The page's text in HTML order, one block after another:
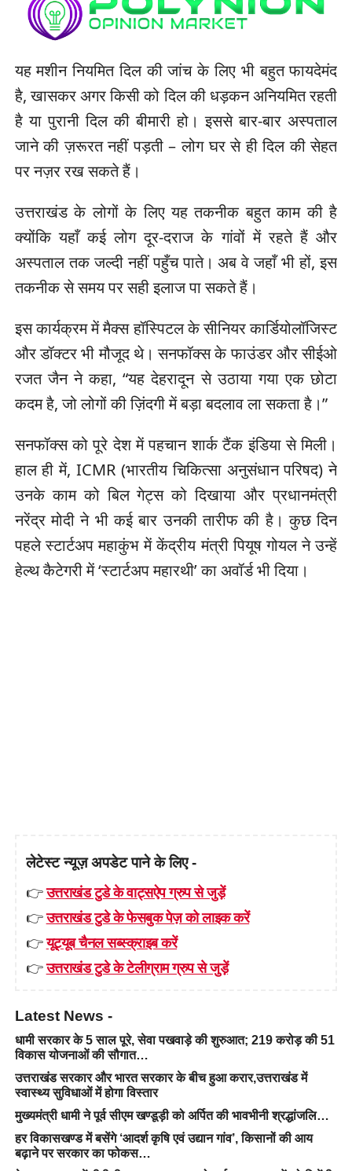
यह मशीन नियमित दिल की जांच के लिए भी बहुत फायदेमंद
है, खासकर अगर किसी को दिल की धड़कन अनियमित रहती
है या पुरानी दिल की बीमारी हो। इससे बार-बार अस्पताल
जाने की ज़रूरत नहीं पड़ती – लोग घर से ही दिल की सेहत
पर नज़र रख सकते हैं।
उत्तराखंड के लोगों के लिए यह तकनीक बहुत काम की है
क्योंकि यहाँ कई लोग दूर-दराज के गांवों में रहते हैं और
अस्पताल तक जल्दी नहीं पहुँच पाते। अब वे जहाँ भी हों, इस
तकनीक से समय पर सही इलाज पा सकते हैं।
इस कार्यक्रम में मैक्स हॉस्पिटल के सीनियर कार्डियोलॉजिस्ट
और डॉक्टर भी मौजूद थे। सनफॉक्स के फाउंडर और सीईओ
रजत जैन ने कहा, “यह देहरादून से उठाया गया एक छोटा
कदम है, जो लोगों की ज़िंदगी में बड़ा बदलाव ला सकता है।”
सनफॉक्स को पूरे देश में पहचान शार्क टैंक इंडिया से मिली।
हाल ही में, ICMR (भारतीय चिकित्सा अनुसंधान परिषद) ने
उनके काम को बिल गेट्स को दिखाया और प्रधानमंत्री
नरेंद्र मोदी ने भी कई बार उनकी तारीफ की है। कुछ दिन
पहले स्टार्टअप महाकुंभ में केंद्रीय मंत्री पियूष गोयल ने उन्हें
हेल्थ कैटेगरी में ‘स्टार्टअप महारथी’ का अवॉर्ड भी दिया।
लेटेस्ट न्यूज़ अपडेट पाने के लिए -
👉उत्तराखंड टुडे के वाट्सऐप ग्रुप से जुड़ें
👉उत्तराखंड टुडे के फेसबुक पेज़ को लाइक करें
👉यूट्यूब चैनल सब्स्क्राइब करें
👉उत्तराखंड टुडे के टेलीग्राम ग्रुप से जुड़ें
Latest News -
धामी सरकार के 5 साल पूरे, सेवा पखवाड़े की शुरुआत; 219 करोड़ की 51
विकास योजनाओं की सौगात…
उत्तराखंड सरकार और भारत सरकार के बीच हुआ करार,उत्तराखंड में
स्वास्थ्य सुविधाओं में होगा विस्तार
मुख्यमंत्री धामी ने पूर्व सीएम खण्डूड़ी को अर्पित की भावभीनी श्रद्धांजलि…
हर विकासखण्ड में बसेंगे ‘आदर्श कृषि एवं उद्यान गांव’, किसानों की आय
बढ़ाने पर सरकार का फोकस…